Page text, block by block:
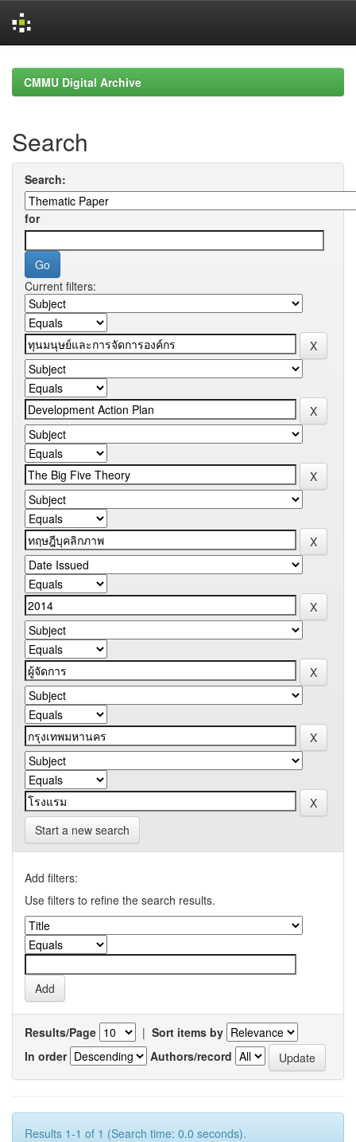
navigationCMMU Digital Archive
Search
Search:
for
Current filters:
Start a new search
Add filters:
Use filters to refine the search results.
Results/Page | Sort items by
In order
Authors/record
Results 1-1 of 1 (Search time: 0.0 seconds).